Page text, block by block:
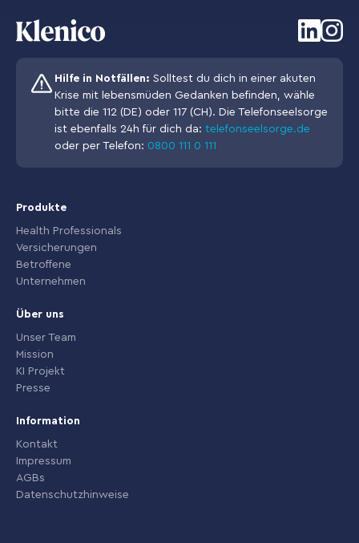
Hilfe in Notfällen: Solltest du dich in einer akuten
Krise mit lebensmüden Gedanken befinden, wähle
bitte die 112 (DE) oder 117 (CH). Die Telefonseelsorge
ist ebenfalls 24h für dich da: telefonseelsorge.de
oder per Telefon: 0800 111 0 111
Produkte
Health Professionals
Versicherungen
Betroffene
Unternehmen
Über uns
Unser Team
Mission
KI Projekt
Presse
Information
Kontakt
Impressum
AGBs
Datenschutzhinweise